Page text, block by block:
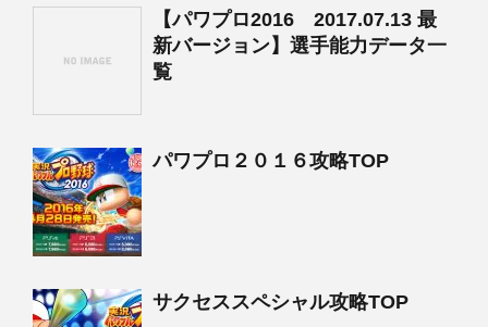
【パワプロ2016 2017.07.13 最
新バージョン】選手能力データ一
覧
パワプロ２０１６攻略TOP
サクセススペシャル攻略TOP